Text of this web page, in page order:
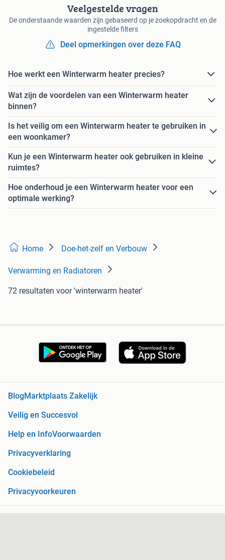
Veelgestelde vragen
De onderstaande waarden zijn gebaseerd op je zoekopdracht en de
ingestelde filters
Deel opmerkingen over deze FAQ
Hoe werkt een Winterwarm heater precies?
Wat zijn de voordelen van een Winterwarm heater
binnen?
Is het veilig om een Winterwarm heater te gebruiken in
een woonkamer?
Kun je een Winterwarm heater ook gebruiken in kleine
ruimtes?
Hoe onderhoud je een Winterwarm heater voor een
optimale werking?
Home Doe-het-zelf en Verbouw
Verwarming en Radiatoren
72 resultaten voor 'winterwarm heater'
BlogMarktplaats Zakelijk
Veilig en Succesvol
Help en InfoVoorwaarden
Privacyverklaring
Cookiebeleid
Privacyvoorkeuren